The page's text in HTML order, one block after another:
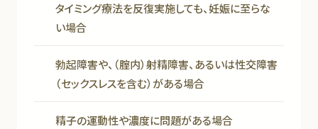
タイミング療法を反復実施しても、妊娠に至らな
い場合
勃起障害や、（腟内）射精障害、あるいは性交障害
（セックスレスを含む）がある場合
精子の運動性や濃度に問題がある場合